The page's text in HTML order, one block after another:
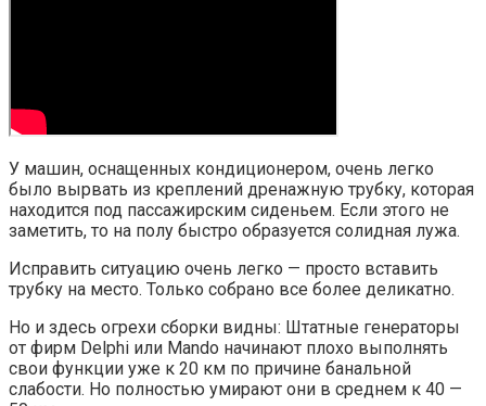
У машин, оснащенных кондиционером, очень легко
было вырвать из креплений дренажную трубку, которая
находится под пассажирским сиденьем. Если этого не
заметить, то на полу быстро образуется солидная лужа.
Исправить ситуацию очень легко — просто вставить
трубку на место. Только собрано все более деликатно.
Но и здесь огрехи сборки видны: Штатные генераторы
от фирм Delphi или Mando начинают плохо выполнять
свои функции уже к 20 км по причине банальной
слабости. Но полностью умирают они в среднем к 40 —